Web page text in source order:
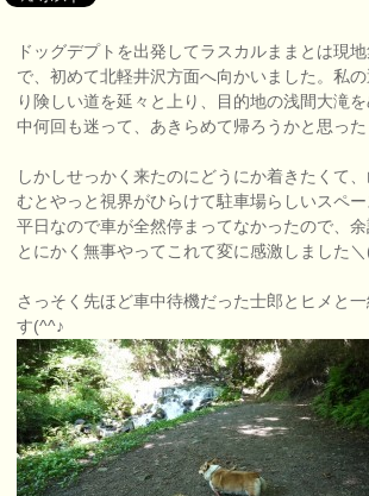
ドッグデプトを出発してラスカルままとは現
で、初めて北軽井沢方面へ向かいました。私
り険しい道を延々と上り、目的地の浅間大滝
中何回も迷って、あきらめて帰ろうかと思った
しかしせっかく来たのにどうにか着きたくて
むとやっと視界がひらけて駐車場らしいスペ
平日なので車が全然停まってなかったので、余
とにかく無事やってこれて変に感激しました
さっそく先ほど車中待機だった士郎とヒメと
す(^^♪